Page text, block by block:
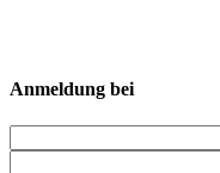
Anmeldung bei